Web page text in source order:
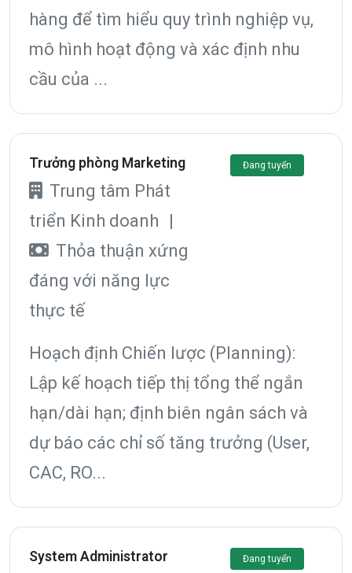
hàng để tìm hiểu quy trình nghiệp vụ,
mô hình hoạt động và xác định nhu
cầu của ...
Trưởng phòng Marketing
Trung tâm Phát
triển Kinh doanh
|
Thỏa thuận xứng
đáng với năng lực
thực tế
Đang tuyển
Hoạch định Chiến lược (Planning):
Lập kế hoạch tiếp thị tổng thể ngắn
hạn/dài hạn; định biên ngân sách và
dự báo các chỉ số tăng trưởng (User,
CAC, RO...
System Administrator Đang tuyển